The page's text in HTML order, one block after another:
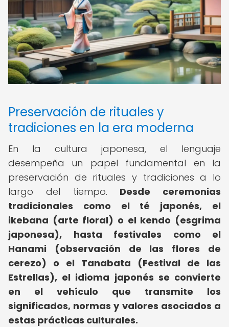
Preservación de rituales y
tradiciones en la era moderna
En la cultura japonesa, el lenguaje
desempeña un papel fundamental en la
preservación de rituales y tradiciones a lo
largo del tiempo. Desde ceremonias
tradicionales como el té japonés, el
ikebana (arte floral) o el kendo (esgrima
japonesa), hasta festivales como el
Hanami (observación de las flores de
cerezo) o el Tanabata (Festival de las
Estrellas), el idioma japonés se convierte
en el vehículo que transmite los
significados, normas y valores asociados a
estas prácticas culturales.